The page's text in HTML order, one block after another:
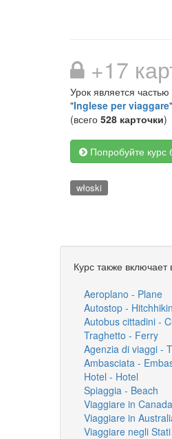
+17
Урок является частью
"Inglese per viaggare"
(всего 528 карточки)
Попробуйте курс
włoski
Курс также
Aeroplano - Plane
Autostop -
Autobus cittadini -
Traghetto - Ferry
Agenzia di viaggi -
Ambasciata -
Hotel - Hotel
Spiaggia - Beach
Viaggiare in
Viaggiare in
Viaggiare negli